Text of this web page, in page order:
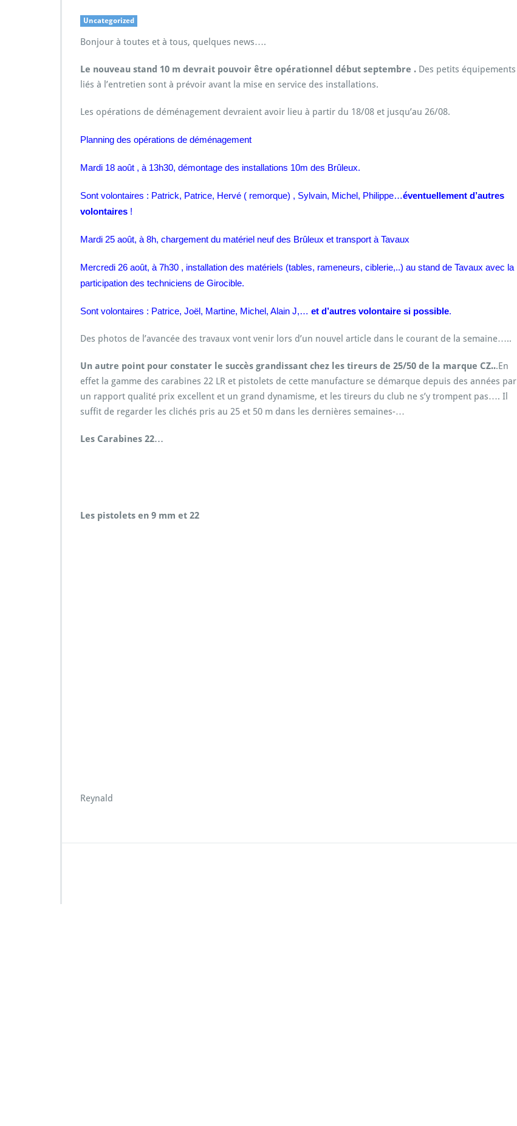
n
i
o
t
i
a
r
e
l
e
t
e
s
l
i
t
i
r
e
s
e
u
r
Uncategorized
Bonjour à toutes et à tous, quelques news….
Le nouveau stand 10 m devrait pouvoir être opérationnel début septembre . Des petits équipements
liés à l’entretien sont à prévoir avant la mise en service des installations.
Les opérations de déménagement devraient avoir lieu à partir du 18/08 et jusqu’au 26/08.
Planning des opérations de déménagement
Mardi 18 août , à 13h30, démontage des installations 10m des Brûleux.
Sont volontaires : Patrick, Patrice, Hervé ( remorque) , Sylvain, Michel, Philippe…éventuellement d’autres
volontaires !
Mardi 25 août, à 8h, chargement du matériel neuf des Brûleux et transport à Tavaux
Mercredi 26 août, à 7h30 , installation des matériels (tables, rameneurs, ciblerie,..) au stand de Tavaux avec la
participation des techniciens de Girocible.
Sont volontaires : Patrice, Joël, Martine, Michel, Alain J,… et d’autres volontaire si possible.
Des photos de l’avancée des travaux vont venir lors d’un nouvel article dans le courant de la semaine…..
Un autre point pour constater le succès grandissant chez les tireurs de 25/50 de la marque CZ...En
effet la gamme des carabines 22 LR et pistolets de cette manufacture se démarque depuis des années par
un rapport qualité prix excellent et un grand dynamisme, et les tireurs du club ne s’y trompent pas…. Il
suffit de regarder les clichés pris au 25 et 50 m dans les dernières semaines-…
Les Carabines 22…
Les pistolets en 9 mm et 22
Reynald